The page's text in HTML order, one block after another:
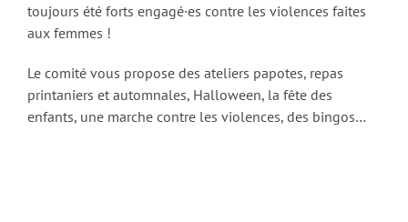
toujours été forts engagé·es contre les violences faites
aux femmes !
Le comité vous propose des ateliers papotes, repas
printaniers et automnales, Halloween, la fête des
enfants, une marche contre les violences, des bingos…